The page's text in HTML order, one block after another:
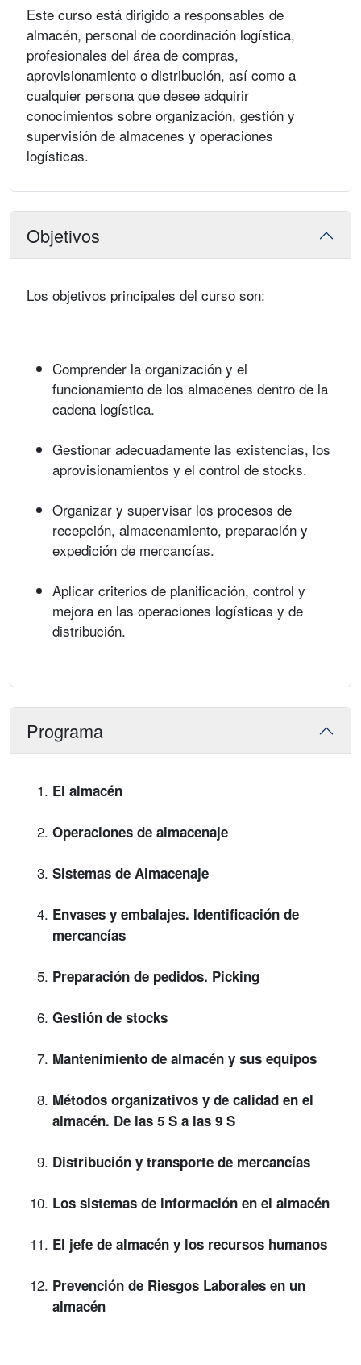
Este curso está dirigido a responsables de
almacén, personal de coordinación logística,
profesionales del área de compras,
aprovisionamiento o distribución, así como a
cualquier persona que desee adquirir
conocimientos sobre organización, gestión y
supervisión de almacenes y operaciones
logísticas.
Objetivos
Los objetivos principales del curso son:
Comprender la organización y el
funcionamiento de los almacenes dentro de la
cadena logística.
Gestionar adecuadamente las existencias, los
aprovisionamientos y el control de stocks.
Organizar y supervisar los procesos de
recepción, almacenamiento, preparación y
expedición de mercancías.
Aplicar criterios de planificación, control y
mejora en las operaciones logísticas y de
distribución.
Programa
El almacén
Operaciones de almacenaje
Sistemas de Almacenaje
Envases y embalajes. Identificación de
mercancías
Preparación de pedidos. Picking
Gestión de stocks
Mantenimiento de almacén y sus equipos
Métodos organizativos y de calidad en el
almacén. De las 5 S a las 9 S
Distribución y transporte de mercancías
Los sistemas de información en el almacén
El jefe de almacén y los recursos humanos
Prevención de Riesgos Laborales en un
almacén